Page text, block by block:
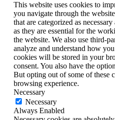
This website uses cookies to
you navigate through the
that are categorized as
as they are essential for the
the website. We also use third-
analyze and understand how
cookies will be stored in your
consent. You also have the
But opting out of some of these
browsing experience.
Necessary
Necessary
Always Enabled